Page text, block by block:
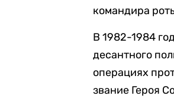
командира
В 1982-1984
десантного
операциях
звание Героя